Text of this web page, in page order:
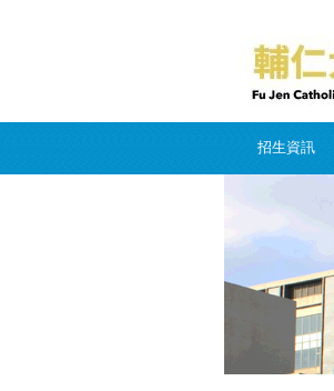
招生資訊